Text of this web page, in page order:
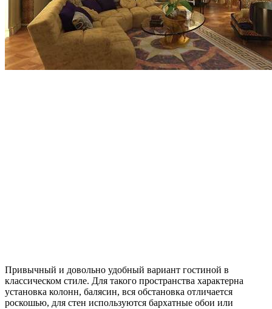
Привычный и довольно удобный вариант гостиной в
классическом стиле. Для такого пространства характерна
установка колонн, балясин, вся обстановка отличается
роскошью, для стен используются бархатные обои или